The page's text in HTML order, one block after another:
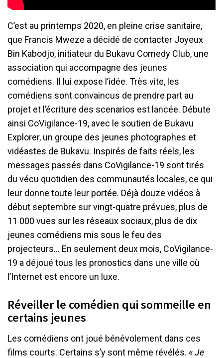
C’est au printemps 2020, en pleine crise sanitaire,
que Francis Mweze a décidé de contacter Joyeux
Bin Kabodjo, initiateur du Bukavu Comedy Club, une
association qui accompagne des jeunes
comédiens. Il lui expose l’idée. Très vite, les
comédiens sont convaincus de prendre part au
projet et l’écriture des scenarios est lancée. Débute
ainsi CoVigilance-19, avec le soutien de Bukavu
Explorer, un groupe des jeunes photographes et
vidéastes de Bukavu. Inspirés de faits réels, les
messages passés dans CoVigilance-19 sont tirés
du vécu quotidien des communautés locales, ce qui
leur donne toute leur portée. Déjà douze vidéos à
début septembre sur vingt-quatre prévues, plus de
11 000 vues sur les réseaux sociaux, plus de dix
jeunes comédiens mis sous le feu des
projecteurs… En seulement deux mois, CoVigilance-
19 a déjoué tous les pronostics dans une ville où
l’Internet est encore un luxe.
Réveiller le comédien qui sommeille en
certains jeunes
Les comédiens ont joué bénévolement dans ces
films courts. Certains s’y sont même révélés. « Je